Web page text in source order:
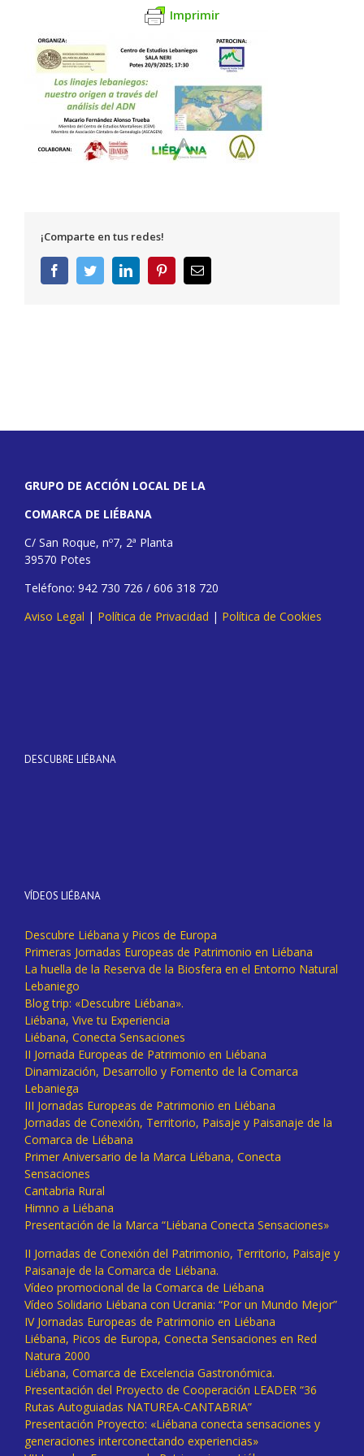
Imprimir
¡Comparte en tus redes!
FacebookTwitterLinkedInPinterestCorreo
electrónico
GRUPO DE ACCIÓN LOCAL DE LA
COMARCA DE LIÉBANA
C/ San Roque, nº7, 2ª Planta
39570 Potes
Teléfono: 942 730 726 / 606 318 720
Aviso Legal | Política de Privacidad | Política de Cookies
DESCUBRE LIÉBANA
VÍDEOS LIÉBANA
Descubre Liébana y Picos de Europa
Primeras Jornadas Europeas de Patrimonio en Liébana
La huella de la Reserva de la Biosfera en el Entorno Natural
Lebaniego
Blog trip: «Descubre Liébana».
Liébana, Vive tu Experiencia
Liébana, Conecta Sensaciones
II Jornada Europeas de Patrimonio en Liébana
Dinamización, Desarrollo y Fomento de la Comarca
Lebaniega
III Jornadas Europeas de Patrimonio en Liébana
Jornadas de Conexión, Territorio, Paisaje y Paisanaje de la
Comarca de Liébana
Primer Aniversario de la Marca Liébana, Conecta
Sensaciones
Cantabria Rural
Himno a Liébana
Presentación de la Marca “Liébana Conecta Sensaciones»
II Jornadas de Conexión del Patrimonio, Territorio, Paisaje y
Paisanaje de la Comarca de Liébana.
Vídeo promocional de la Comarca de Liébana
Vídeo Solidario Liébana con Ucrania: “Por un Mundo Mejor”
IV Jornadas Europeas de Patrimonio en Liébana
Liébana, Picos de Europa, Conecta Sensaciones en Red
Natura 2000
Liébana, Comarca de Excelencia Gastronómica.
Presentación del Proyecto de Cooperación LEADER “36
Rutas Autoguiadas NATUREA-CANTABRIA”
Presentación Proyecto: «Liébana conecta sensaciones y
generaciones interconectando experiencias»